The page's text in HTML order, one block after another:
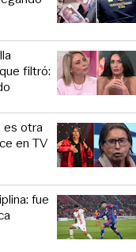
filtró:
es otra
en TV
fue